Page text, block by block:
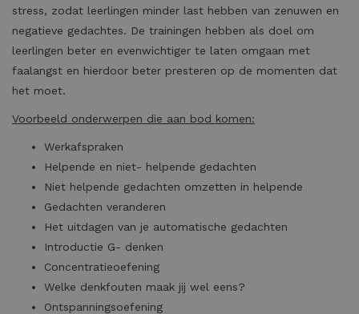
stress, zodat leerlingen minder last hebben van zenuwen en
negatieve gedachtes. De trainingen hebben als doel om
leerlingen beter en evenwichtiger te laten omgaan met
faalangst en hierdoor beter presteren op de momenten dat
het moet.
Voorbeeld onderwerpen die aan bod komen:
Werkafspraken
Helpende en niet- helpende gedachten
Niet helpende gedachten omzetten in helpende
Gedachten veranderen
Het uitdagen van je automatische gedachten
Introductie G- denken
Concentratieoefening
Welke denkfouten maak jij wel eens?
Ontspanningsoefening